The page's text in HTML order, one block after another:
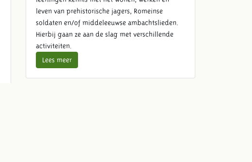
leven van prehistorische jagers, Romeinse
soldaten en/of middeleeuwse ambachtslieden.
Hierbij gaan ze aan de slag met verschillende
activiteiten.
Lees meer